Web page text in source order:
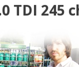
TDI 245